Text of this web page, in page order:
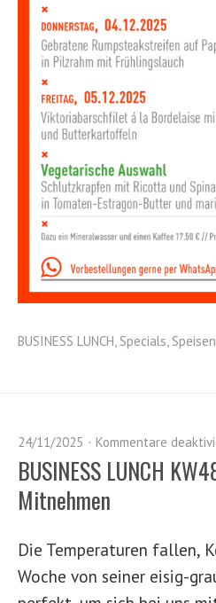
BUSINESS LUNCH Specials Speisen
24/11/2025 Kommentare
BUSINESS LUNCH
Mitnehmen
Die Temperaturen fallen,
Woche von seiner eisig-